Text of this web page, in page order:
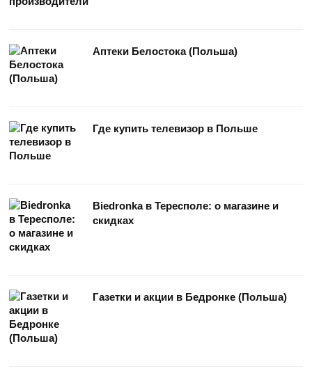
Аптеки Белостока (Польша)
Где купить телевизор в Польше
Biedronka в Тересполе: о магазине и
скидках
Газетки и акции в Бедронке (Польша)